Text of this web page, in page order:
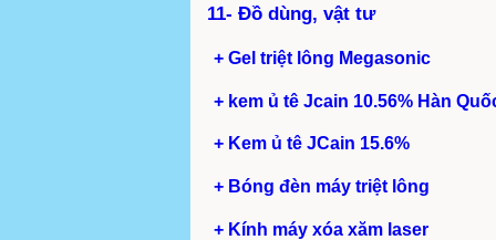
11- Đồ dùng, vật tư
+ Gel triệt lông Megasonic
+ kem ủ tê Jcain 10.56% Hàn
+ Kem ủ tê JCain 15.6%
+ Bóng đèn máy triệt lông
+ Kính máy xóa xăm laser